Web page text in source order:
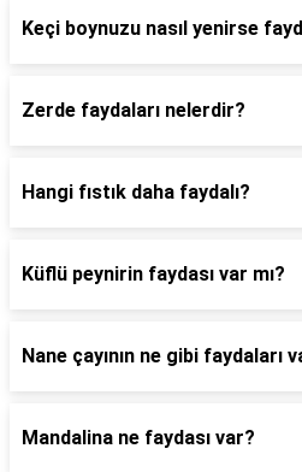
Keçi boynuzu nasıl yenirse
Zerde faydaları nelerdir?
Hangi fıstık daha faydalı?
Küflü peynirin faydası var mı?
Nane çayının ne gibi faydaları
Mandalina ne faydası var?